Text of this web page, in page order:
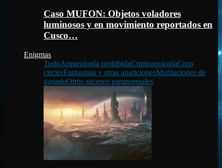
Caso MUFON: Objetos voladores
luminosos y en movimiento reportados en
Cusco…
Enigmas
TodoArqueología prohibidaCriptozoologíaCrop
circlesFantasmas y otras aparicionesMutilaciones de
ganadoOtros sucesos paranormales